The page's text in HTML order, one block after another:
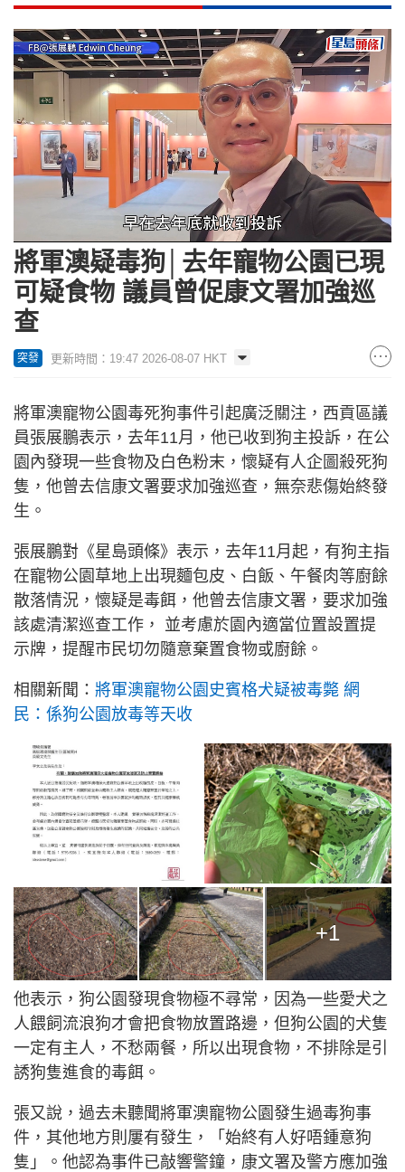
Loaded:
55.37%
將軍澳疑毒狗│去年寵物公園已現
可疑食物 議員曾促康文署加強巡
查
突發 更新時間：19:47 2026-08-07 HKT
將軍澳寵物公園毒死狗事件引起廣泛關注，西貢區議
員張展鵬表示，去年11月，他已收到狗主投訴，在公
園內發現一些食物及白色粉末，懷疑有人企圖殺死狗
隻，他曾去信康文署要求加強巡查，無奈悲傷始終發
生。
張展鵬對《星島頭條》表示，去年11月起，有狗主指
在寵物公園草地上出現麵包皮、白飯、午餐肉等廚餘
散落情況，懷疑是毒餌，他曾去信康文署，要求加強
該處清潔巡查工作， 並考慮於園內適當位置設置提
示牌，提醒市民切勿隨意棄置食物或廚餘。
相關新聞： 將軍澳寵物公園史賓格犬疑被毒斃 網
民：係狗公園放毒等天收
+1
他表示，狗公園發現食物極不尋常，因為一些愛犬之
人餵飼流浪狗才會把食物放置路邊，但狗公園的犬隻
一定有主人，不愁兩餐，所以出現食物，不排除是引
誘狗隻進食的毒餌。
張又說，過去未聽聞將軍澳寵物公園發生過毒狗事
件，其他地方則屢有發生，「始終有人好唔鍾意狗
隻」。他認為事件已敲響警鐘，康文署及警方應加強